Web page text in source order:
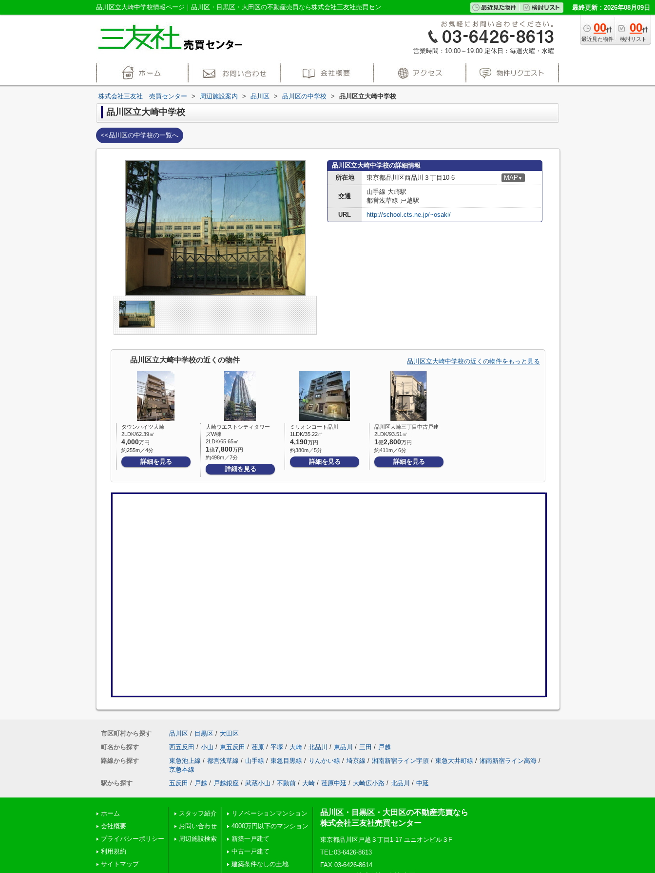
品川区立大崎中学校情報ページ｜品川区・目黒区・大田区の不動産売買なら株式会社三友社売買センター 最終更新：2026年08月09日
00件
最近見た物件
00件
検討リスト
営業時間：10:00～19:00 定休日：毎週火曜・水曜
株式会社三友社 売買センター > 周辺施設案内 > 品川区 > 品川区の中学校 > 品川区立大崎中学校
品川区立大崎中学校
<<品川区の中学校の一覧へ
品川区立大崎中学校の詳細情報
所在地
東京都品川区西品川３丁目10-6 MAP ▼
交通
山手線 大崎駅
都営浅草線 戸越駅
URL
http://school.cts.ne.jp/~osaki/
品川区立大崎中学校の近くの物件 品川区立大崎中学校の近くの物件をもっと見る
タウンハイツ大崎
2LDK/62.39㎡
4,000万円
約255m／4分
詳細を見る
大崎ウエストシティタワー
ズW棟
2LDK/65.65㎡
1億7,800万円
約498m／7分
詳細を見る
ミリオンコート品川
1LDK/35.22㎡
4,190万円
約380m／5分
詳細を見る
品川区大崎三丁目中古戸建
2LDK/93.51㎡
1億2,800万円
約411m／6分
詳細を見る
市区町村から探す 品川区 / 目黒区 / 大田区
町名から探す
西五反田 / 小山 / 東五反田 / 荏原 / 平塚 / 大崎 / 北品川 / 東品川 / 三田 / 戸越
路線から探す
東急池上線 / 都営浅草線 / 山手線 / 東急目黒線 / りんかい線 / 埼京線 / 湘南新宿ライン宇須 / 東急大井町線 / 湘南新宿ライン高海 /
京急本線
駅から探す
五反田 / 戸越 / 戸越銀座 / 武蔵小山 / 不動前 / 大崎 / 荏原中延 / 大崎広小路 / 北品川 / 中延
ホーム
会社概要
プライバシーポリシー
利用規約
サイトマップ
スタッフ紹介
お問い合わせ
周辺施設検索
リノベーションマンション
4000万円以下のマンション
新築一戸建て
中古一戸建て
建築条件なしの土地
品川区・目黒区・大田区の不動産売買なら
株式会社三友社売買センター
東京都品川区戸越３丁目1-17 ユニオンビル３F
TEL:03-6426-8613
FAX:03-6426-8614